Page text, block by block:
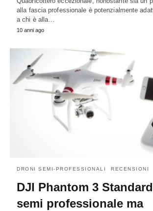
alla fascia professionale è potenzialmente
a chi è alla…
10 anni ago
DRONI SEMI-PROFESSIONALI RECENSIONI
DJI Phantom 3
semi professionale ma